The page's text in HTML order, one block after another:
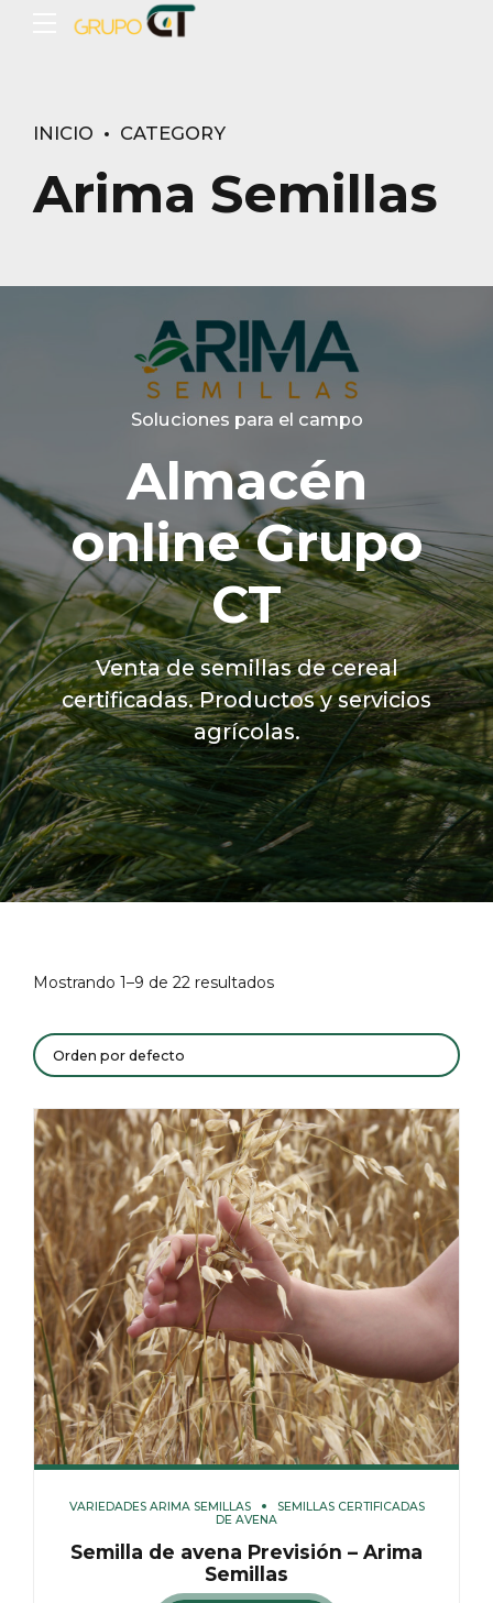
INICIO CATEGORY
Arima Semillas
Soluciones para el campo
Almacén
online Grupo
CT
Venta de semillas de cereal
certificadas. Productos y servicios
agrícolas.
Mostrando 1–9 de 22 resultados
VARIEDADES ARIMA SEMILLAS
SEMILLAS CERTIFICADAS
DE AVENA
Semilla de avena Previsión – Arima
Semillas